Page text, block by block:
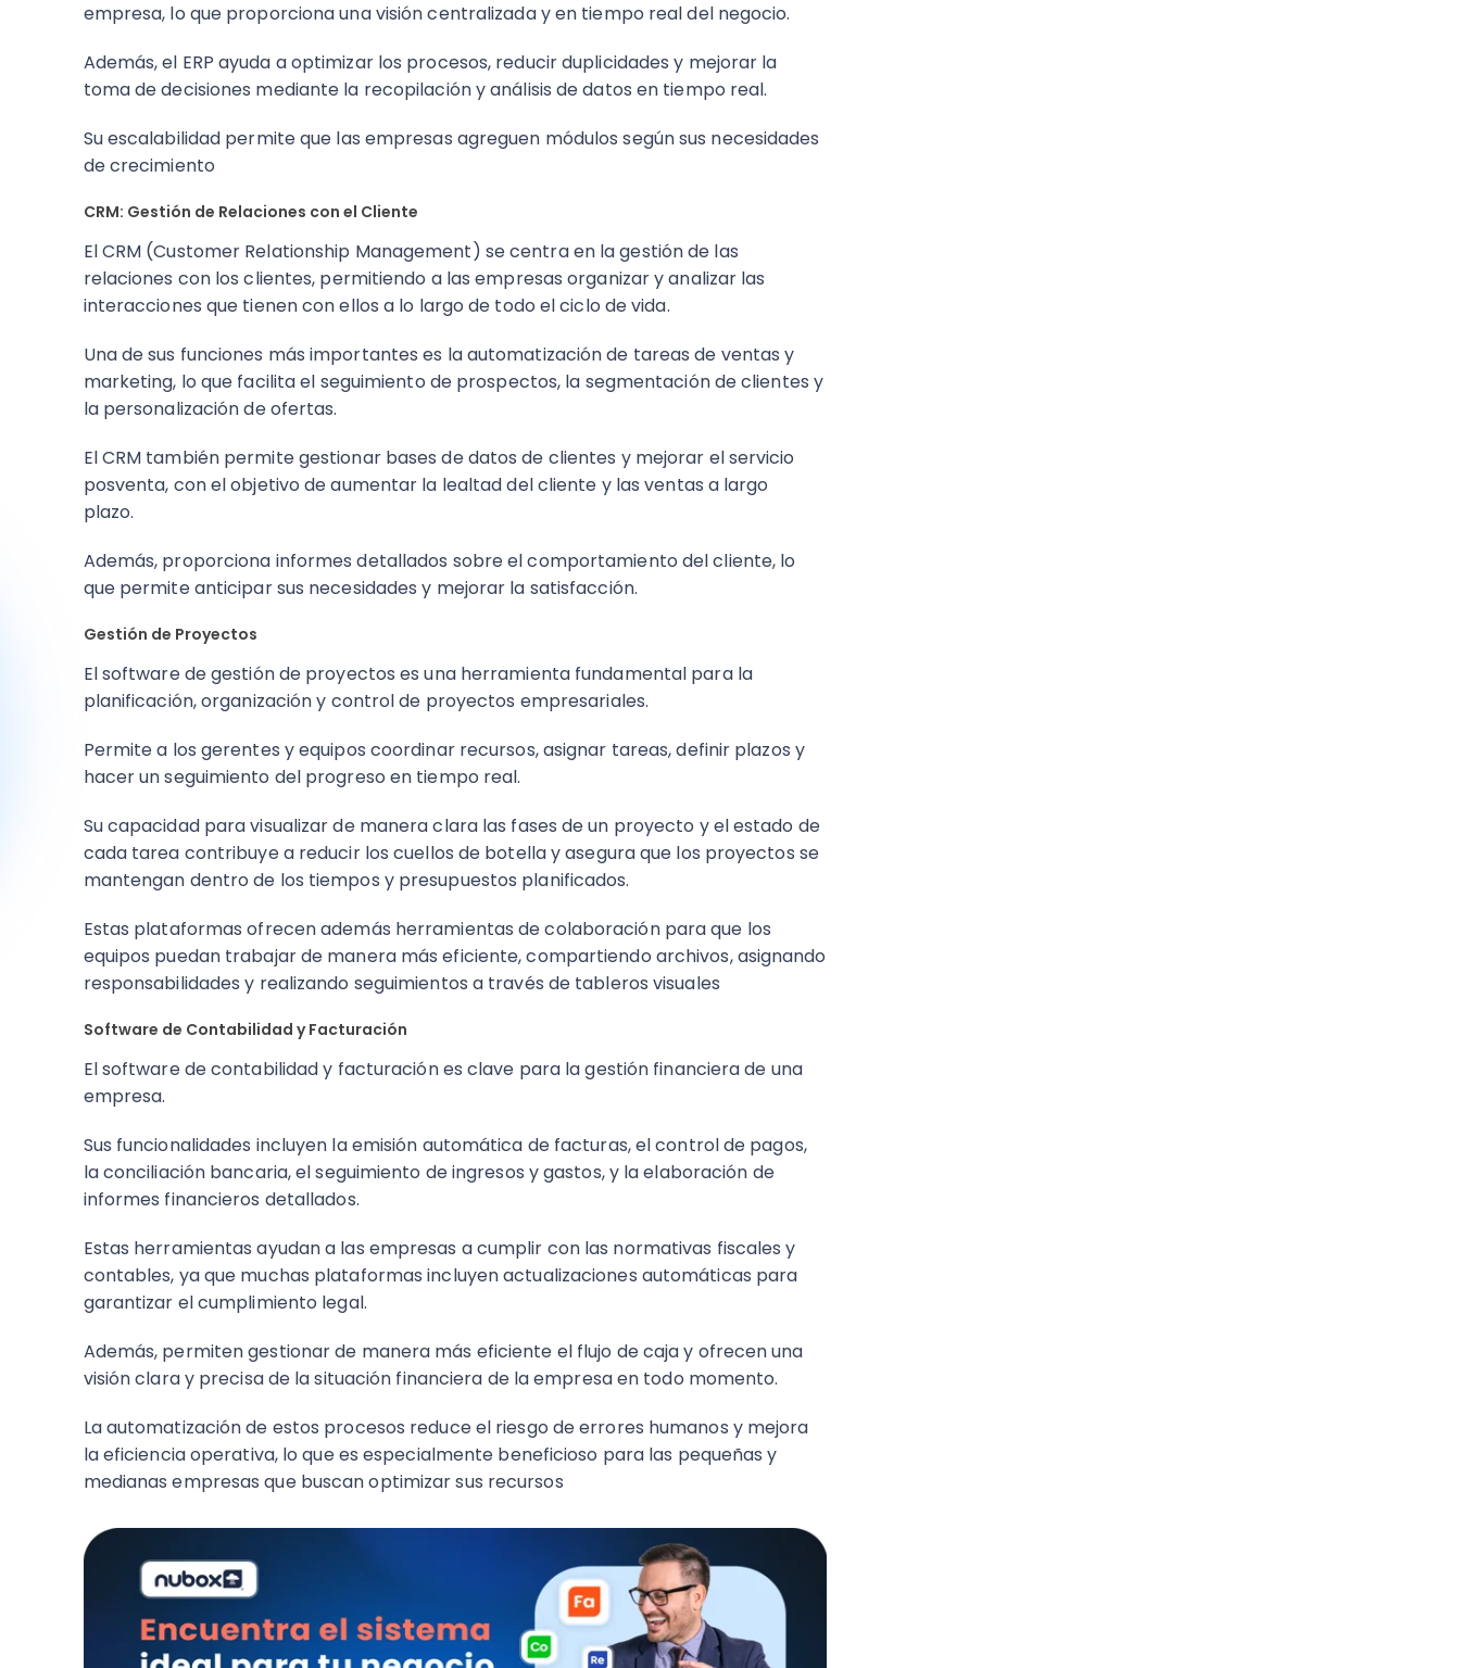
empresa, lo que proporciona una visión centralizada y en tiempo real del negocio.
Además, el ERP ayuda a optimizar los procesos, reducir duplicidades y mejorar la
toma de decisiones mediante la recopilación y análisis de datos en tiempo real.
Su escalabilidad permite que las empresas agreguen módulos según sus necesidades
de crecimiento
CRM: Gestión de Relaciones con el Cliente
El CRM (Customer Relationship Management) se centra en la gestión de las
relaciones con los clientes, permitiendo a las empresas organizar y analizar las
interacciones que tienen con ellos a lo largo de todo el ciclo de vida.
Una de sus funciones más importantes es la automatización de tareas de ventas y
marketing, lo que facilita el seguimiento de prospectos, la segmentación de clientes y
la personalización de ofertas.
El CRM también permite gestionar bases de datos de clientes y mejorar el servicio
posventa, con el objetivo de aumentar la lealtad del cliente y las ventas a largo
plazo.
Además, proporciona informes detallados sobre el comportamiento del cliente, lo
que permite anticipar sus necesidades y mejorar la satisfacción.
Gestión de Proyectos
El software de gestión de proyectos es una herramienta fundamental para la
planificación, organización y control de proyectos empresariales.
Permite a los gerentes y equipos coordinar recursos, asignar tareas, definir plazos y
hacer un seguimiento del progreso en tiempo real.
Su capacidad para visualizar de manera clara las fases de un proyecto y el estado de
cada tarea contribuye a reducir los cuellos de botella y asegura que los proyectos se
mantengan dentro de los tiempos y presupuestos planificados.
Estas plataformas ofrecen además herramientas de colaboración para que los
equipos puedan trabajar de manera más eficiente, compartiendo archivos, asignando
responsabilidades y realizando seguimientos a través de tableros visuales​
Software de Contabilidad y Facturación
El software de contabilidad y facturación es clave para la gestión financiera de una
empresa.
Sus funcionalidades incluyen la emisión automática de facturas, el control de pagos,
la conciliación bancaria, el seguimiento de ingresos y gastos, y la elaboración de
informes financieros detallados.
Estas herramientas ayudan a las empresas a cumplir con las normativas fiscales y
contables, ya que muchas plataformas incluyen actualizaciones automáticas para
garantizar el cumplimiento legal.
Además, permiten gestionar de manera más eficiente el flujo de caja y ofrecen una
visión clara y precisa de la situación financiera de la empresa en todo momento.
La automatización de estos procesos reduce el riesgo de errores humanos y mejora
la eficiencia operativa, lo que es especialmente beneficioso para las pequeñas y
medianas empresas que buscan optimizar sus recursos